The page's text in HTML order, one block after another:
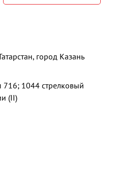
город Казань
716; 1044 стрелковый
(II)